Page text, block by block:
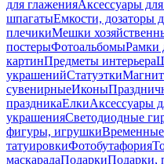
для глаженияАксессуары
шпагатыЕмкости, дозаторы
плечикиМешки
постерыФотоальбомыРамки
картинПредметы интерьера
украшенийСтатуэтки
сувенирныеИконы
праздникаЕлкиАксессуары
украшенияСветодиодные
фигуры, игрушкиВременные
татуировкиФотобутафория
маскарадаПодаркиПодарки,